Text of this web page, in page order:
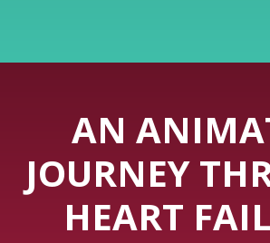
AN
JOURNEY
HEART